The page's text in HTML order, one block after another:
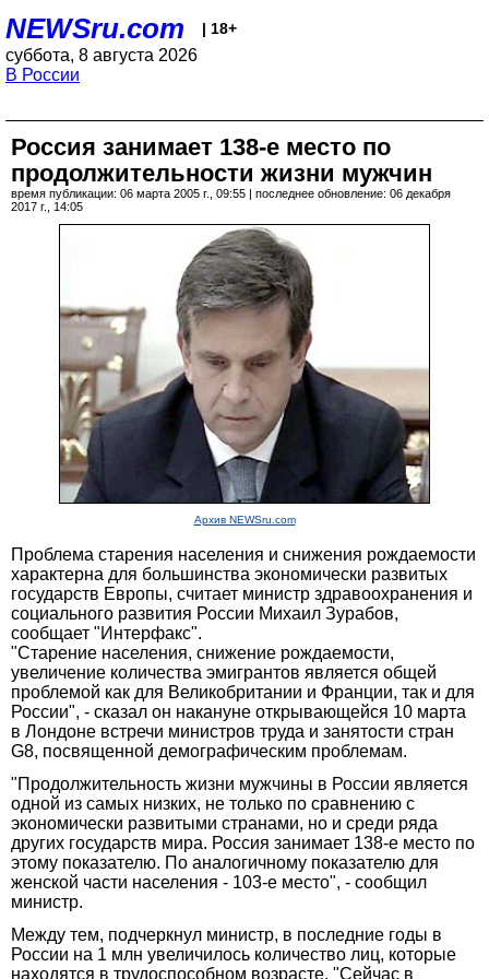
NEWSru.com | 18+
суббота, 8 августа 2026
В России
Россия занимает 138-е место по
продолжительности жизни мужчин
время публикации: 06 марта 2005 г., 09:55 | последнее обновление: 06 декабря
2017 г., 14:05
Архив NEWSru.com
Проблема старения населения и снижения рождаемости
характерна для большинства экономически развитых
государств Европы, считает министр здравоохранения и
социального развития России Михаил Зурабов,
сообщает "Интерфакс".
"Старение населения, снижение рождаемости,
увеличение количества эмигрантов является общей
проблемой как для Великобритании и Франции, так и для
России", - сказал он накануне открывающейся 10 марта
в Лондоне встречи министров труда и занятости стран
G8, посвященной демографическим проблемам.
"Продолжительность жизни мужчины в России является
одной из самых низких, не только по сравнению с
экономически развитыми странами, но и среди ряда
других государств мира. Россия занимает 138-е место по
этому показателю. По аналогичному показателю для
женской части населения - 103-е место", - сообщил
министр.
Между тем, подчеркнул министр, в последние годы в
России на 1 млн увеличилось количество лиц, которые
находятся в трудоспособном возрасте. "Сейчас в